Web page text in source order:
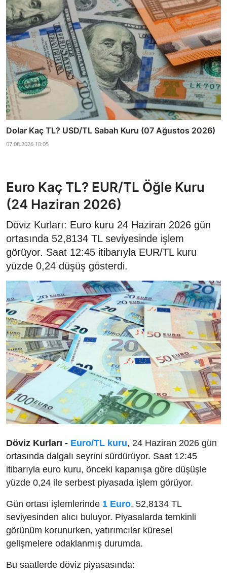
Dolar Kaç TL? USD/TL Sabah Kuru (07 Ağustos 2026)
07.08.2026 10:05
Euro Kaç TL? EUR/TL Öğle Kuru
(24 Haziran 2026)
Döviz Kurları: Euro kuru 24 Haziran 2026 gün
ortasında 52,8134 TL seviyesinde işlem
görüyor. Saat 12:45 itibarıyla EUR/TL kuru
yüzde 0,24 düşüş gösterdi.
Döviz Kurları - Euro/TL kuru, 24 Haziran 2026 gün
ortasında dalgalı seyrini sürdürüyor. Saat 12:45
itibarıyla euro kuru, önceki kapanışa göre düşüşle
yüzde 0,24 ile serbest piyasada işlem görüyor.
Gün ortası işlemlerinde 1 Euro, 52,8134 TL
seviyesinden alıcı buluyor. Piyasalarda temkinli
görünüm korunurken, yatırımcılar küresel
gelişmelere odaklanmış durumda.
Bu saatlerde döviz piyasasında: